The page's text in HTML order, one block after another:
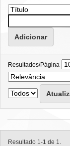
Resultados/Página
Resultado 1-1 de 1.